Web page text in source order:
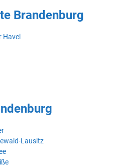
Brandenburg
Havel
Lausitz